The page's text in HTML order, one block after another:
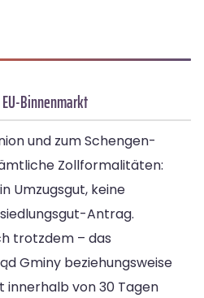
Binnenmarkt
und zum Schengen-
Zollformalitäten:
Umzugsgut, keine
Antrag.
trotzdem – das
Gminy beziehungsweise
innerhalb von 30 Tagen